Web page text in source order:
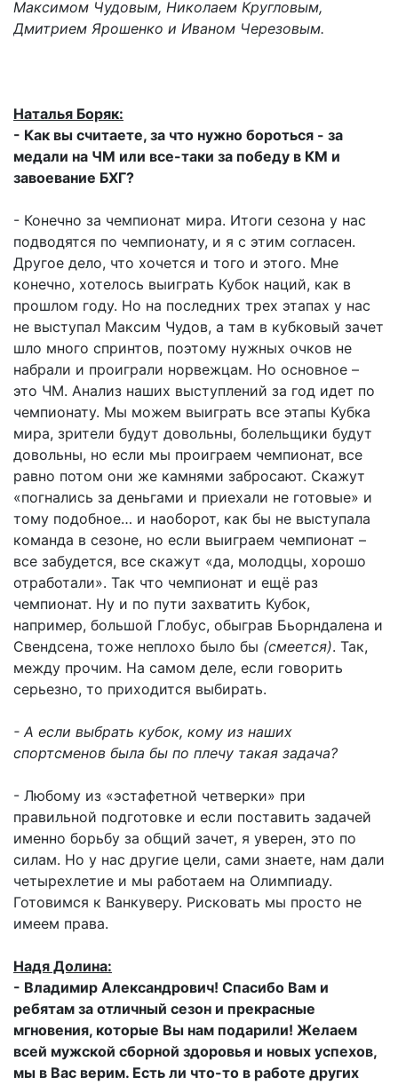
Максимом Чудовым, Николаем Кругловым,
Дмитрием Ярошенко и Иваном Черезовым.
Наталья Боряк:
- Как вы считаете, за что нужно бороться - за
медали на ЧМ или все-таки за победу в КМ и
завоевание БХГ?
- Конечно за чемпионат мира. Итоги сезона у нас
подводятся по чемпионату, и я с этим согласен.
Другое дело, что хочется и того и этого. Мне
конечно, хотелось выиграть Кубок наций, как в
прошлом году. Но на последних трех этапах у нас
не выступал Максим Чудов, а там в кубковый зачет
шло много спринтов, поэтому нужных очков не
набрали и проиграли норвежцам. Но основное –
это ЧМ. Анализ наших выступлений за год идет по
чемпионату. Мы можем выиграть все этапы Кубка
мира, зрители будут довольны, болельщики будут
довольны, но если мы проиграем чемпионат, все
равно потом они же камнями забросают. Скажут
«погнались за деньгами и приехали не готовые» и
тому подобное… и наоборот, как бы не выступала
команда в сезоне, но если выиграем чемпионат –
все забудется, все скажут «да, молодцы, хорошо
отработали». Так что чемпионат и ещё раз
чемпионат. Ну и по пути захватить Кубок,
например, большой Глобус, обыграв Бьорндалена и
Свендсена, тоже неплохо было бы (смеется). Так,
между прочим. На самом деле, если говорить
серьезно, то приходится выбирать.
- А если выбрать кубок, кому из наших
спортсменов была бы по плечу такая задача?
- Любому из «эстафетной четверки» при
правильной подготовке и если поставить задачей
именно борьбу за общий зачет, я уверен, это по
силам. Но у нас другие цели, сами знаете, нам дали
четырехлетие и мы работаем на Олимпиаду.
Готовимся к Ванкуверу. Рисковать мы просто не
имеем права.
Надя Долина:
- Владимир Александрович! Спасибо Вам и
ребятам за отличный сезон и прекрасные
мгновения, которые Вы нам подарили! Желаем
всей мужской сборной здоровья и новых успехов,
мы в Вас верим. Есть ли что-то в работе других